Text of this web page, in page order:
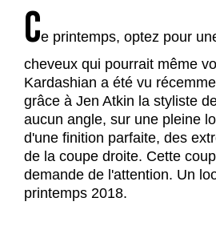
Ce printemps, optez pour
cheveux qui pourrait même
Kardashian a été vu
grâce à Jen Atkin la styliste
aucun angle, sur une pleine
d'une finition parfaite, des
de la coupe droite. Cette
demande de l'attention. Un
printemps 2018.